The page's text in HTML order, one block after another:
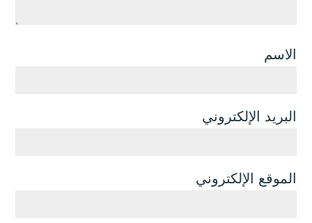
الاسم
البريد الإلكتروني
الموقع الإلكتروني